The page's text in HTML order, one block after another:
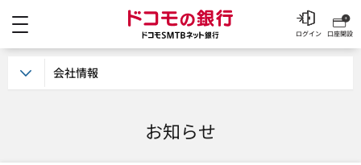
ドコモの銀行 ドコモ
口座開設
ログイン
お知らせ
会社情報